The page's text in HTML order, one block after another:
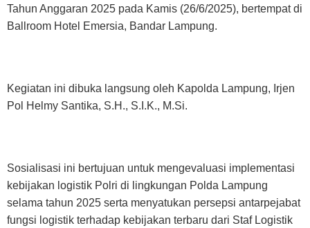
Tahun Anggaran 2025 pada Kamis (26/6/2025), bertempat di
Ballroom Hotel Emersia, Bandar Lampung.
Kegiatan ini dibuka langsung oleh Kapolda Lampung, Irjen
Pol Helmy Santika, S.H., S.I.K., M.Si.
Sosialisasi ini bertujuan untuk mengevaluasi implementasi
kebijakan logistik Polri di lingkungan Polda Lampung
selama tahun 2025 serta menyatukan persepsi antarpejabat
fungsi logistik terhadap kebijakan terbaru dari Staf Logistik